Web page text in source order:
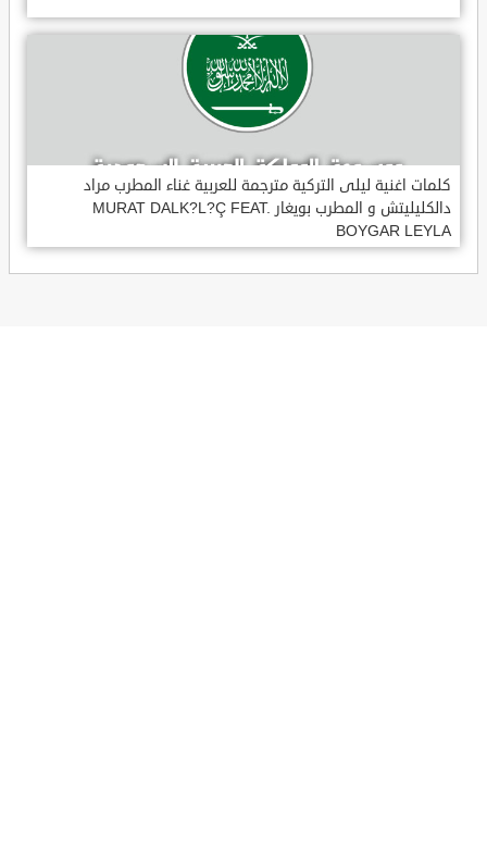
كلمات اغنية ليلى التركية مترجمة للعربية غناء المطرب مراد
دالكليليتش و المطرب بويغار MURAT DALK?L?Ç FEAT.
BOYGAR LEYLA